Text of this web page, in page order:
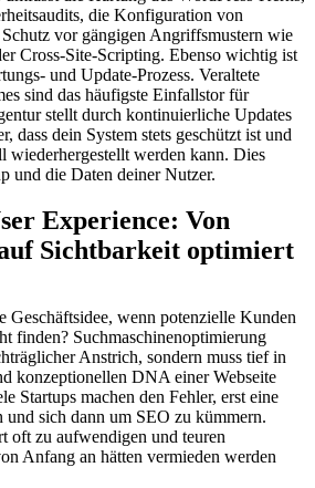
die Konfiguration von
vor gängigen Angriffsmustern wie
Cross-Site-Scripting. Ebenso wichtig ist
und Update-Prozess. Veraltete
sind das häufigste Einfallstor für
stellt durch kontinuierliche Updates
dass dein System stets geschützt ist und
wiederhergestellt werden kann. Dies
und die Daten deiner Nutzer.
Experience: Von
Sichtbarkeit optimiert
Geschäftsidee, wenn potenzielle Kunden
finden? Suchmaschinenoptimierung
Anstrich, sondern muss tief in
konzeptionellen DNA einer Webseite
Startups machen den Fehler, erst eine
und sich dann um SEO zu kümmern.
oft zu aufwendigen und teuren
Anfang an hätten vermieden werden